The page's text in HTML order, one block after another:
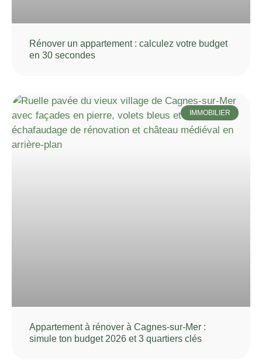
Rénover un appartement : calculez votre budget
en 30 secondes
IMMOBILIER
Appartement à rénover à Cagnes-sur-Mer :
simule ton budget 2026 et 3 quartiers clés